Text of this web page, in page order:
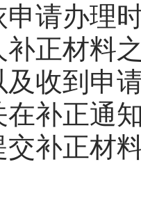
申请办理
补正材料
及收到申
在补正通
交补正材